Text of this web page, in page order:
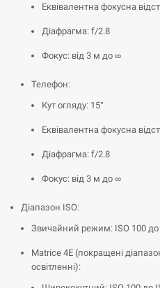
Еквівалентна фокусна
Діафрагма: f/2.8
Фокус: від 3 м до ∞
Телефон:
Кут огляду: 15°
Еквівалентна фокусна
Діафрагма: f/2.8
Фокус: від 3 м до ∞
Діапазон ISO:
Звичайний режим: ISO 100 до
Matrice 4E (покращені
освітленні):